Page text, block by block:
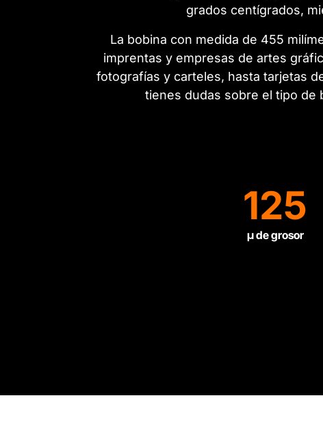
grados centígrados,
La bobina con medida de 455
imprentas y empresas de artes
fotografías y carteles, hasta tarjetas
tienes dudas sobre el tipo de
125
µ de grosor